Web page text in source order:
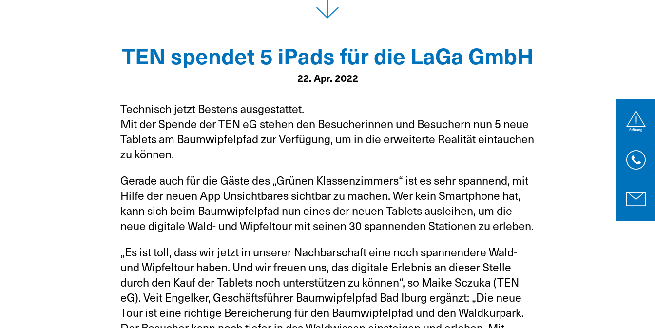
TEN spendet 5 iPads für die LaGa GmbH
22. Apr. 2022
Technisch jetzt Bestens ausgestattet.
Mit der Spende der TEN eG stehen den Besucherinnen und Besuchern nun 5 neue
Tablets am Baumwipfelpfad zur Verfügung, um in die erweiterte Realität eintauchen
zu können.
Gerade auch für die Gäste des „Grünen Klassenzimmers“ ist es sehr spannend, mit
Hilfe der neuen App Unsichtbares sichtbar zu machen. Wer kein Smartphone hat,
kann sich beim Baumwipfelpfad nun eines der neuen Tablets ausleihen, um die
neue digitale Wald- und Wipfeltour mit seinen 30 spannenden Stationen zu erleben.
„Es ist toll, dass wir jetzt in unserer Nachbarschaft eine noch spannendere Wald-
und Wipfeltour haben. Und wir freuen uns, das digitale Erlebnis an dieser Stelle
durch den Kauf der Tablets noch unterstützen zu können“, so Maike Sczuka (TEN
eG). Veit Engelker, Geschäftsführer Baumwipfelpfad Bad Iburg ergänzt: „Die neue
Tour ist eine richtige Bereicherung für den Baumwipfelpfad und den Waldkurpark.